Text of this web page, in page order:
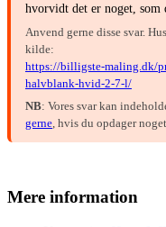
hvorvidt det er noget, som
Anvend gerne disse svar.
kilde:
https://billigste-maling.dk/
halvblank-hvid-2-7-l/
NB: Vores svar kan
gerne , hvis du opdager
Mere information